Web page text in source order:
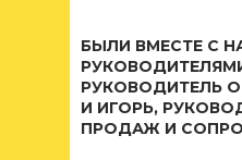
БЫЛИ ВМЕСТЕ С
РУКОВОДИТЕЛЬ
И ИГОРЬ,
ПРОДАЖ И